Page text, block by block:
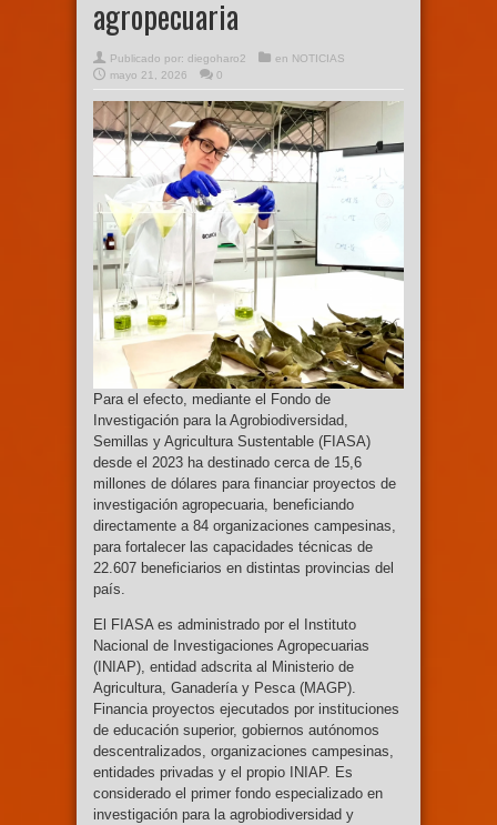
agropecuaria
Publicado por: diegoharo2 en NOTICIAS
mayo 21, 2026
0
Para el efecto, mediante el Fondo de
Investigación para la Agrobiodiversidad,
Semillas y Agricultura Sustentable (FIASA)
desde el 2023 ha destinado cerca de 15,6
millones de dólares para financiar proyectos de
investigación agropecuaria, beneficiando
directamente a 84 organizaciones campesinas,
para fortalecer las capacidades técnicas de
22.607 beneficiarios en distintas provincias del
país.
El FIASA es administrado por el Instituto
Nacional de Investigaciones Agropecuarias
(INIAP), entidad adscrita al Ministerio de
Agricultura, Ganadería y Pesca (MAGP).
Financia proyectos ejecutados por instituciones
de educación superior, gobiernos autónomos
descentralizados, organizaciones campesinas,
entidades privadas y el propio INIAP. Es
considerado el primer fondo especializado en
investigación para la agrobiodiversidad y